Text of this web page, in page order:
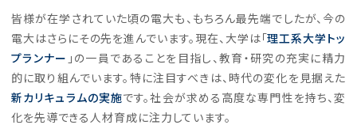
皆様が在学されていた頃の電大も、もちろん最先端でしたが、今の
電大はさらにその先を進んでいます。現在、大学は「理工系大学トッ
プランナー 」の一員であることを目指し、教育・研究の充実に精力
的に取り組んでいます。特に注目すべきは、時代の変化を見据えた
新カリキュラムの実施です。社会が求める高度な専門性を持ち、変
化を先導できる人材育成に注力しています。